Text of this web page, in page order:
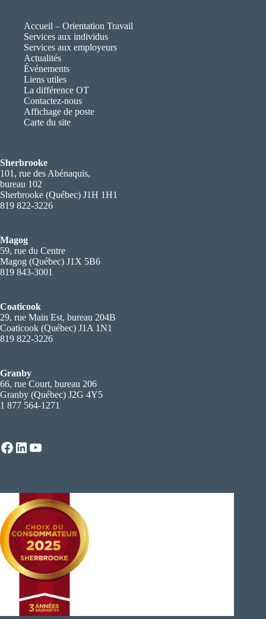
Accueil – Orientation Travail
Services aux individus
Services aux employeurs
Actualités
Événements
Liens utiles
La différence OT
Contactez-nous
Affichage de poste
Carte du site
Sherbrooke
101, rue des Abénaquis,
bureau 102
Sherbrooke (Québec) J1H 1H1
819 822-3226
Magog
59, rue du Centre
Magog (Québec) J1X 5B6
819 843-3001
Coaticook
29, rue Main Est, bureau 204B
Coaticook (Québec) J1A 1N1
819 822-3226
Granby
66, rue Court, bureau 206
Granby (Québec) J2G 4Y5
1 877 564-1271
Facebook
LinkedIn
YouTube